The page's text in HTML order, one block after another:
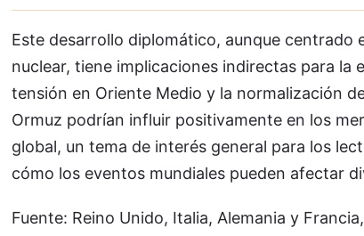
Este desarrollo diplomático, aunque centrado
nuclear, tiene implicaciones indirectas para la
tensión en Oriente Medio y la normalización
Ormuz podrían influir positivamente en los
global, un tema de interés general para los
cómo los eventos mundiales pueden afectar
Fuente: Reino Unido, Italia, Alemania y